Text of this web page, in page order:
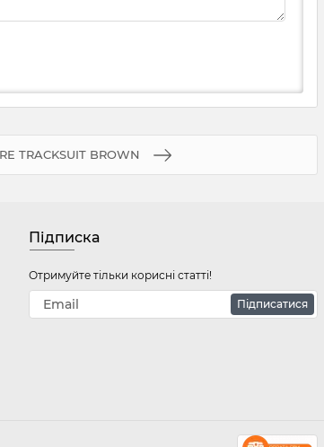
TRACKSUIT BROWN
Підписка
Отримуйте тільки корисні статті!
Підписатися